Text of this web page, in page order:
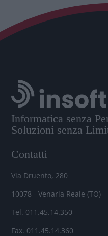
Informatica senza
Soluzioni senza
Contatti
Via Druento, 280
10078 - Venaria Reale (TO)
Tel. 011.45.14.350
Fax. 011.45.14.360